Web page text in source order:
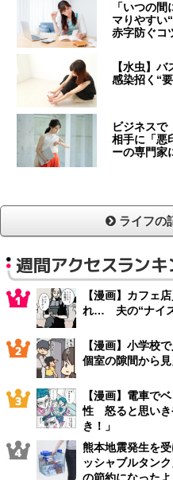
「いつの
マりやすい
赤字防ぐコ
【水虫】
感染招く“
ビジネス
相手に「悪
ーの専門家
ライフの
週間アクセスラン
【漫画】カフェ
れ… 夫の“ナイス
【漫画】小学校
個室の隙間から
【漫画】電車で
性 怒ると思いき
き！」
熊本地震発生を
ッシャブルタン
の節約になったよ